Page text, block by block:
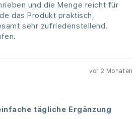
und die Menge reicht für
das Produkt praktisch,
sehr zufriedenstellend.
vor 2 Monaten
tägliche Ergänzung